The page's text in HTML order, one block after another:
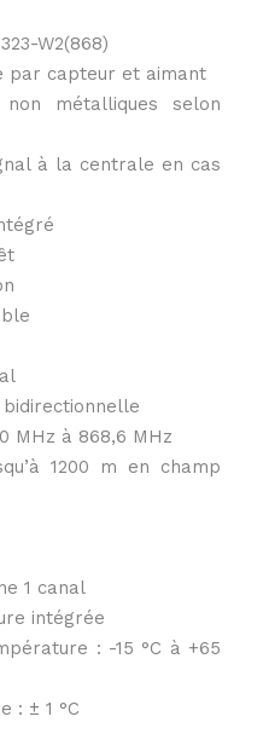
W2(868)
par capteur et aimant
métalliques selon
à la centrale en cas
bidirectionnelle
MHz à 868,6 MHz
1200 m en champ
1 canal
intégrée
: -15 °C à +65
: ± 1 °C